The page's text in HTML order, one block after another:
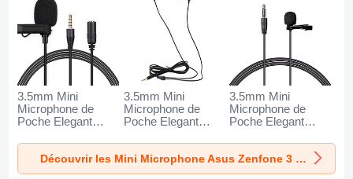
3.5mm Mini
Microphone de
Poche Elegant
Parleur K06 pour
Asus Zenfone 3
Max Noir
3.5mm Mini
Microphone de
Poche Elegant
Parleur K05 pour
Asus Zenfone 3
Max Noir
3.5mm Mini
Microphone de
Poche Elegant
Parleur K08 pour
Asus Zenfone 3
Max Noir
Découvrir les Mini Microphone Asus Zenfone 3 Max